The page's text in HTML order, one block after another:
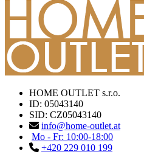
HOME OUTLET s.r.o.
ID: 05043140
SID: CZ05043140
info@home-outlet.at
Mo - Fr: 10:00-18:00
+420 229 010 199